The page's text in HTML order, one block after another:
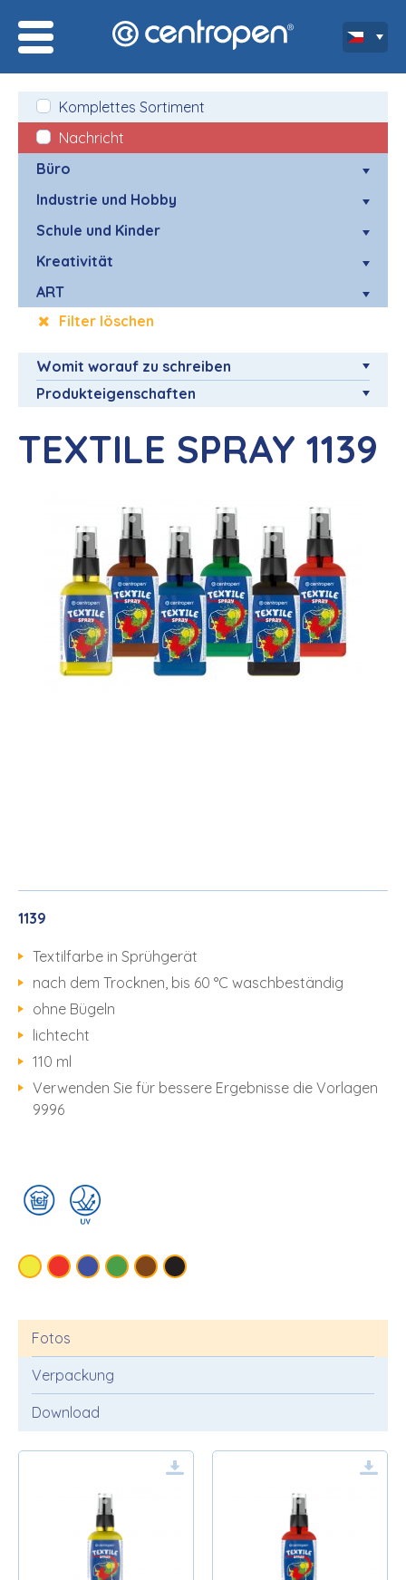
Komplettes Sortiment
Nachricht
Büro
Industrie und Hobby
Schule und Kinder
Kreativität
ART
Filter löschen
Womit worauf zu schreiben
Produkteigenschaften
TEXTILE SPRAY 1139
1139
Textilfarbe in Sprühgerät
nach dem Trocknen, bis 60 °C waschbeständig
ohne Bügeln
lichtecht
110 ml
Verwenden Sie für bessere Ergebnisse die Vorlagen
9996
Fotos
Verpackung
Download